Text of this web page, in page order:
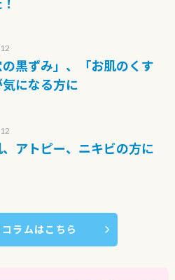
の黒ずみ」、「お肌のくす
になる方に
アトピー、ニキビの方に
ラムはこちら